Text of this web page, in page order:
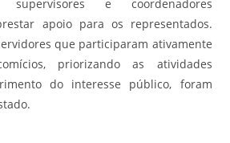
supervisores e coordenadores
apoio para os representados.
que participaram ativamente
priorizando as atividades
do interesse público, foram